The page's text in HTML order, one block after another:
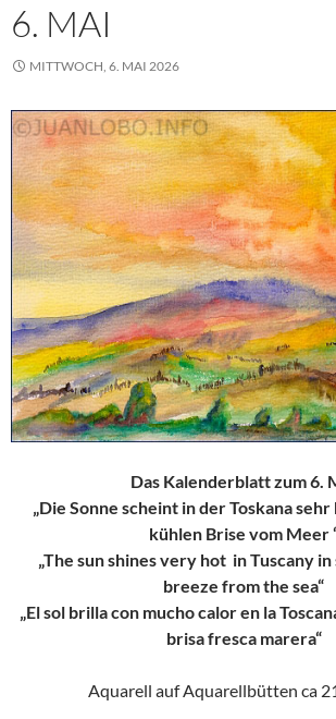
6. MAI
MITTWOCH, 6. MAI 2026
Das Kalenderblatt zum 6.
„Die Sonne scheint in der Toskana
kühlen Brise vom Meer
„The sun shines very hot in Tuscany
breeze from the sea“
„El sol brilla con mucho calor en la
brisa fresca marera“
Aquarell auf Aquarellbütten ca